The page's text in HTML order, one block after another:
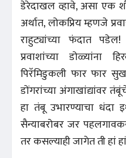
डेरेदाखल व्हावे, असा एक
अर्थात, लोकप्रिय म्हणजे
राहुट्यांच्या फंदात
प्रवाशांच्या डोळ्यांना
पिरॅमिडुकली फार फार
डोंगरांच्या अंगाखांद्यांवर
हा तंबू उभारण्याचा
सैन्याबरोबर जर
तर कसल्याही जागेत ती हां